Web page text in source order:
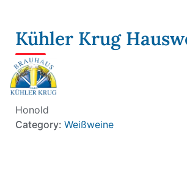
Kühler Krug
3.90 €
Cuvée weiß (12% vol) Wein- und
Honold
Category: Weißweine